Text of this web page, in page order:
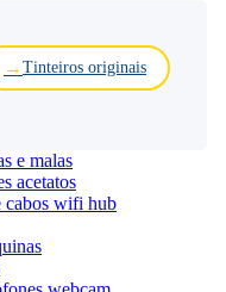
Tinteiros originais
e malas
acetatos
cabos wifi hub